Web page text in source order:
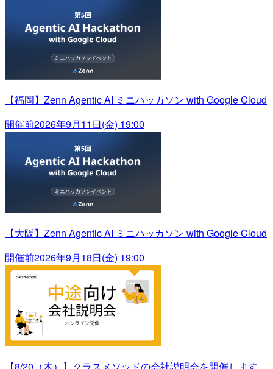
【福岡】Zenn Agentic AI ミニハッカソン with Google Cloud
開催前2026年9月11日(金) 19:00
【大阪】Zenn Agentic AI ミニハッカソン with Google Cloud
開催前2026年9月18日(金) 19:00